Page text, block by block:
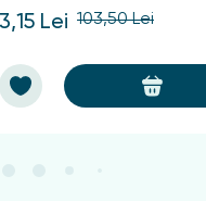
Lei 103,50 Lei